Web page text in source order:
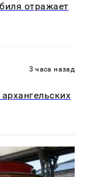
отражает
3 часа назад